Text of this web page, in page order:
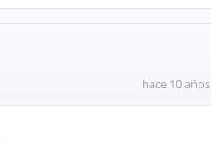
hace 10 años